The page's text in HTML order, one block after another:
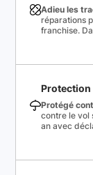
Adieu les
réparations
franchise.
Protection
Protégé
contre le vol
an avec